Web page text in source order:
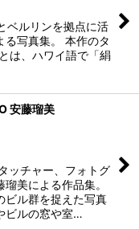
ルリンを拠点に活
る写真集。 本作のタ
は、ハワイ語で「絹
安藤瑠美
ッチャー、フォトグ
美による作品集。
ビル群を捉えた写真
ビルの窓や室…